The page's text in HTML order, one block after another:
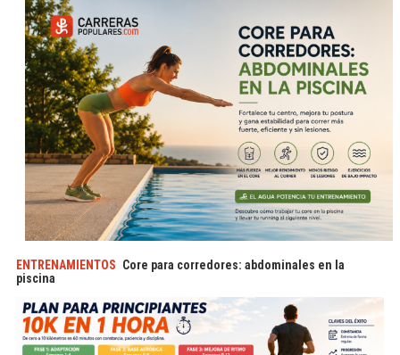
ENTRENAMIENTOS Core para corredores: abdominales en la
piscina